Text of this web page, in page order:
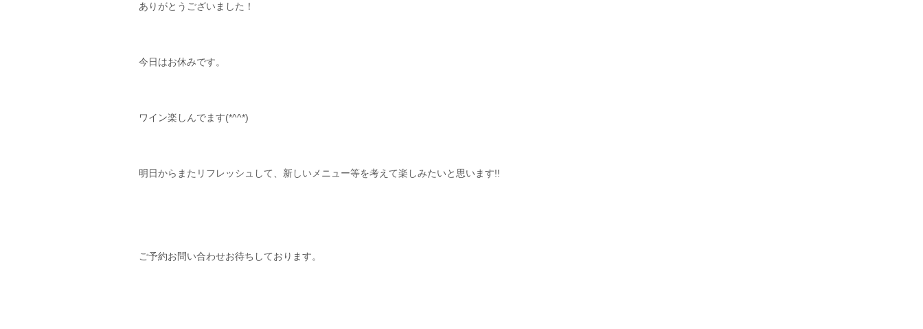
ありがとうございました！
今日はお休みです。
ワイン楽しんでます(*^^*)
明日からまたリフレッシュして、新しいメニュー等を考えて楽しみたいと思います!!
ご予約お問い合わせお待ちしております。